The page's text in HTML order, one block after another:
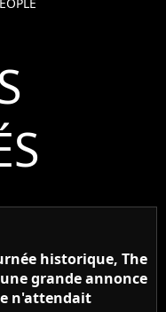
historique, The
grande annonce
n'attendait